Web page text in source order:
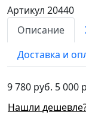
Артикул 20440
Описание
Доставка и
9 780 руб. 5 000
Нашли